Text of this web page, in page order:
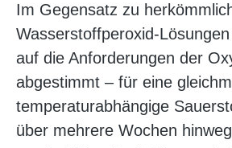
Im Gegensatz zu
Wasserstoffperoxid-
auf die Anforderungen der
abgestimmt – für eine
temperaturabhängige
über mehrere Wochen